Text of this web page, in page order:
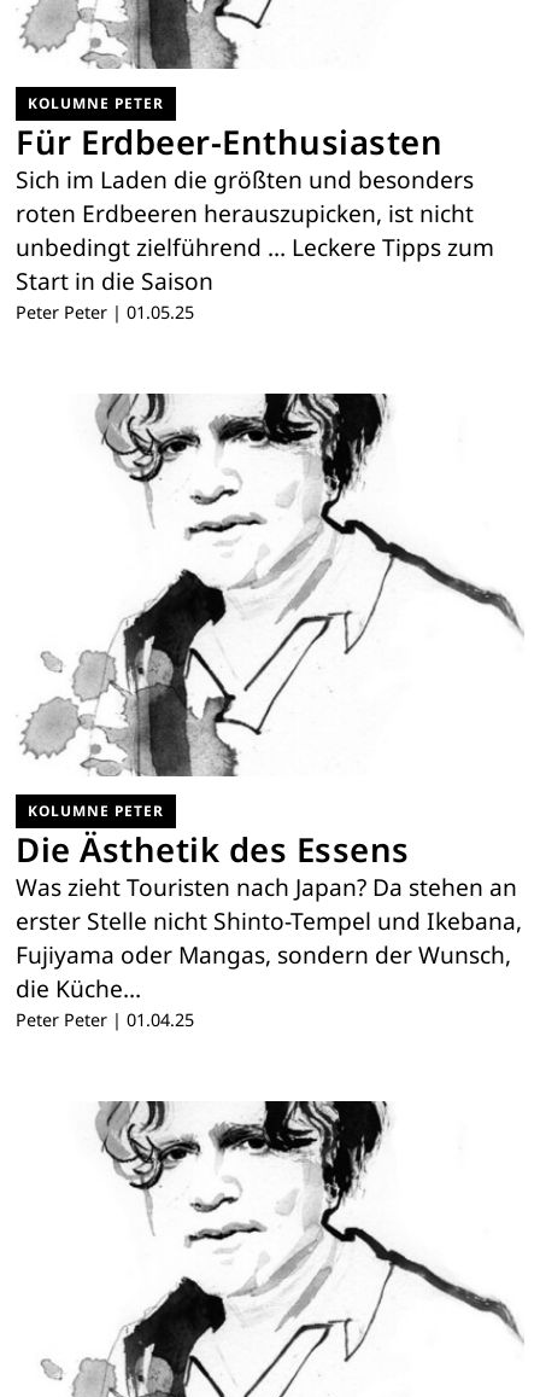
KOLUMNE PETER
Für Erdbeer-Enthusiasten
Sich im Laden die größten und besonders
roten Erdbeeren herauszupicken, ist nicht
unbedingt zielführend … Leckere Tipps zum
Start in die Saison
Peter Peter | 01.05.25
KOLUMNE PETER
Die Ästhetik des Essens
Was zieht Touristen nach Japan? Da stehen an
erster Stelle nicht Shinto-Tempel und Ikebana,
Fujiyama oder Mangas, sondern der Wunsch,
die Küche…
Peter Peter | 01.04.25